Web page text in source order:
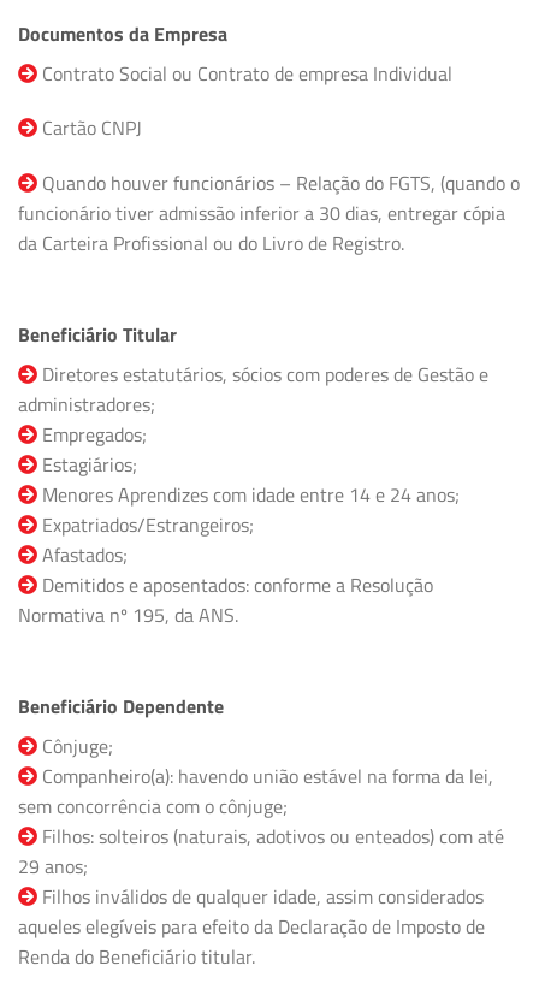
Documentos da Empresa
Contrato Social ou Contrato de empresa Individual
Cartão CNPJ
Quando houver funcionários – Relação do FGTS, (quando o
funcionário tiver admissão inferior a 30 dias, entregar cópia
da Carteira Profissional ou do Livro de Registro.
Beneficiário Titular
Diretores estatutários, sócios com poderes de Gestão e
administradores;
Empregados;
Estagiários;
Menores Aprendizes com idade entre 14 e 24 anos;
Expatriados/Estrangeiros;
Afastados;
Demitidos e aposentados: conforme a Resolução
Normativa nº 195, da ANS.
Beneficiário Dependente
Cônjuge;
Companheiro(a): havendo união estável na forma da lei,
sem concorrência com o cônjuge;
Filhos: solteiros (naturais, adotivos ou enteados) com até
29 anos;
Filhos inválidos de qualquer idade, assim considerados
aqueles elegíveis para efeito da Declaração de Imposto de
Renda do Beneficiário titular.